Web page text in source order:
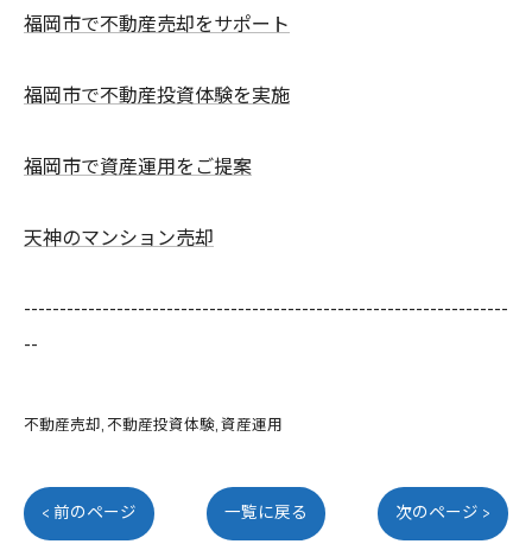
福岡市で不動産売却をサポート
福岡市で不動産投資体験を実施
福岡市で資産運用をご提案
天神のマンション売却
--------------------------------------------------------------------
--
不動産売却 不動産投資体験 資産運用
< 前のページ 一覧に戻る 次のページ >